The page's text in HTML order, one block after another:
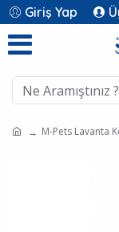
Giriş Yap
M-Pets Lavanta